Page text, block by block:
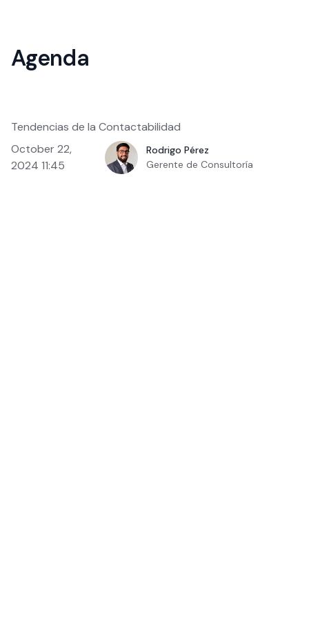
Agenda
Tendencias de la Contactabilidad
October 22,
2024 11:45
Rodrigo Pérez
Gerente de Consultoría